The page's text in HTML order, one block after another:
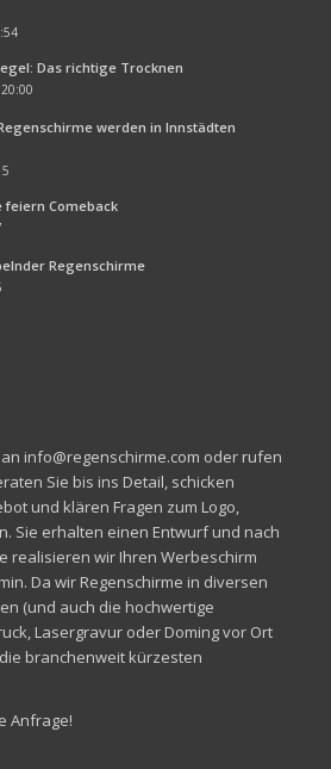
Das richtige Trocknen
werden in Innstädten
Comeback
Regenschirme
info@regenschirme.com oder rufen
Sie bis ins Detail, schicken
und klären Fragen zum Logo,
Sie erhalten einen Entwurf und nach
realisieren wir Ihren Werbeschirm
Da wir Regenschirme in diversen
(und auch die hochwertige
Lasergravur oder Doming vor Ort
branchenweit kürzesten
Anfrage!